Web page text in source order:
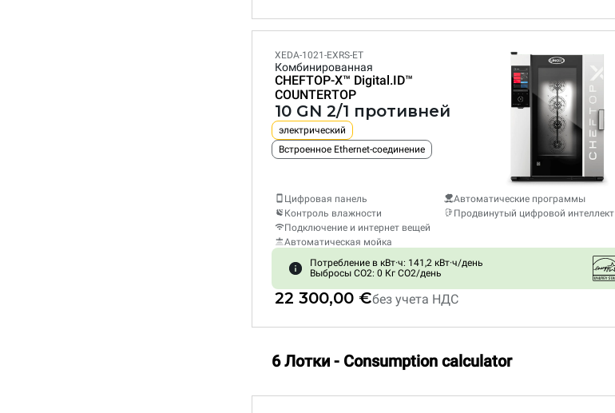
XEDA-1021-EXRS-ET
Комбинированная
CHEFTOP-X™ Digital.ID™
COUNTERTOP
10 GN 2/1 противней
электрический
Встроенное Ethernet-соединение
Цифровая панель
Контроль влажности
Подключение и интернет вещей
Автоматическая мойка
Автоматические программы
Продвинутый цифровой интеллект
Потребление в кВт·ч: 141,2 кВт·ч/день
Выбросы CO2: 0 Кг CO2/день
22 300,00 €без учета НДС
6 Лотки - Consumption calculator